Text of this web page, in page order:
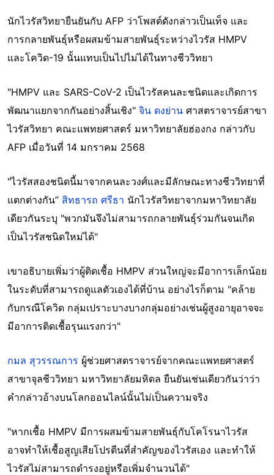
นักไวรัสวิทยายืนยันกับ AFP ว่าโพสต์ดังกล่าวเป็นเท็จ และ
การกลายพันธุ์หรือผสมข้ามสายพันธุ์ระหว่างไวรัส HMPV
และโควิด-19 นั้นแทบเป็นไปไม่ได้ในทางชีววิทยา
"HMPV และ SARS-CoV-2 เป็นไวรัสคนละชนิดและเกิดการ
พัฒนาแยกจากกันอย่างสิ้นเชิง" จิน ดงย่าน ศาสตราจารย์สาขา
ไวรัสวิทยา คณะแพทยศาสตร์ มหาวิทยาลัยฮ่องกง กล่าวกับ
AFP เมื่อวันที่ 14 มกราคม 2568
"ไวรัสสองชนิดนี้มาจากคนละวงศ์และมีลักษณะทางชีววิทยาที่
แตกต่างกัน” สิทธารถ ศรีธา นักไวรัสวิทยาจากมหาวิทยาลัย
เดียวกันระบุ "พวกมันจึงไม่สามารถกลายพันธุ์ร่วมกันจนเกิด
เป็นไวรัสชนิดใหม่ได้"
เขาอธิบายเพิ่มว่าผู้ติดเชื้อ HMPV ส่วนใหญ่จะมีอาการเล็กน้อย
ในระดับที่สามารถดูแลตัวเองได้ที่บ้าน อย่างไรก็ตาม "คล้าย
กับกรณีโควิด กลุ่มเปราะบางบางกลุ่มอย่างเช่นผู้สูงอายุอาจจะ
มีอาการติดเชื้อรุนแรงกว่า"
กมล สุวรรณการ ผู้ช่วยศาสตราจารย์จากคณะแพทยศาสตร์
สาขาจุลชีววิทยา มหาวิทยาลัยมหิดล ยืนยันเช่นเดียวกันว่าว่า
คำกล่าวอ้างบนโลกออนไลน์นั้นไม่เป็นความจริง
"หากเชื้อ HMPV มีการผสมข้ามสายพันธุ์กับโคโรนาไวรัส
อาจทำให้เชื้อสูญเสียโปรตีนที่สำคัญของไวรัสเอง และทำให้
ไวรัสไม่สามารถดำรงอยู่หรือเพิ่มจำนวนได้"